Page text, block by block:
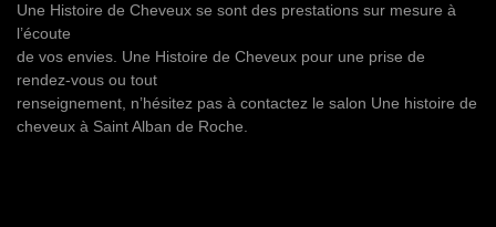
Une Histoire de Cheveux se sont des prestations sur mesure à
l’écoute
de vos envies. Une Histoire de Cheveux pour une prise de
rendez-vous ou tout
renseignement, n’hésitez pas à contactez le salon Une histoire de
cheveux à Saint Alban de Roche.